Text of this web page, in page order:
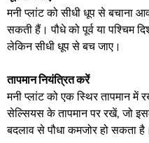
मनी प्लांट को सीधी धूप से बचाना
सकती हैं। पौधे को पूर्व या पश्चिम
लेकिन सीधी धूप से बच जाए।
तापमान नियंत्रित करें
मनी प्लांट को एक स्थिर तापमान
सेल्सियस के तापमान पर रखें, जो
बदलाव से पौधा कमजोर हो सकता है।